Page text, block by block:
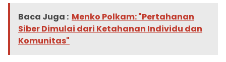
Baca Juga : Menko Polkam: "Pertahanan
Siber Dimulai dari Ketahanan Individu dan
Komunitas"